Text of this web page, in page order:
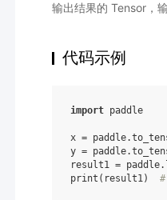
输出结果的 Tensor，
代码示例
import paddle
x = paddle.
y = paddle.
result1 = paddle.
print ( result1)